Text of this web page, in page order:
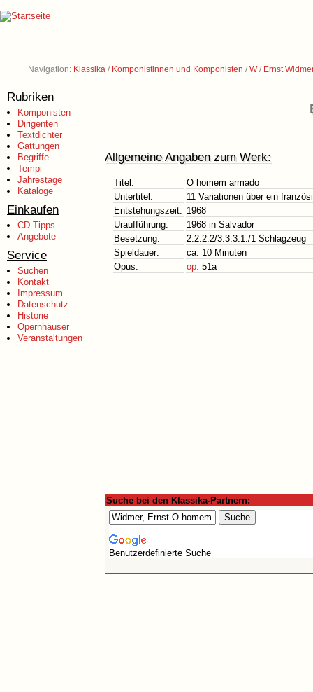
Navigation: Klassika / Komponistinnen und Komponisten /W/ Ernst
Rubriken
Komponisten
Dirigenten
Textdichter
Gattungen
Begriffe
Tempi
Jahrestage
Kataloge
Einkaufen
CD-Tipps
Angebote
Service
Suchen
Kontakt
Impressum
Datenschutz
Historie
Opernhäuser
Veranstaltungen
Allgemeine Angaben zum Werk:
Titel:
O homem armado
Untertitel:
11 Variationen über ein
Entstehungszeit: 1968
Uraufführung:
1968 in Salvador
Besetzung:
2.2.2.2/3.3.3.1./1 Schlagzeug
Spieldauer:
ca. 10 Minuten
Opus:
op. 51a
Suche bei den Klassika-Partnern:
Benutzerdefinierte Suche